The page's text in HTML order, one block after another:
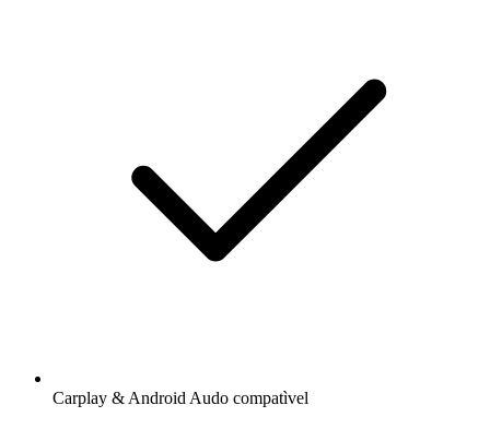
Carplay & Android Audo compatìvel